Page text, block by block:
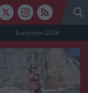
Eurovision 2026